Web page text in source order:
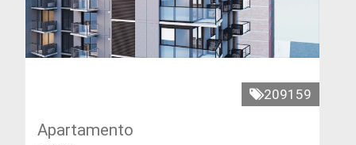
209159
Apartamento